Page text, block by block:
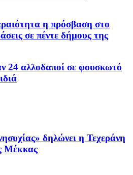
η πρόσβαση στο
σε πέντε δήμους της
24 αλλοδαποί σε φουσκωτό
δηλώνει η Τεχεράνη
Μέκκας